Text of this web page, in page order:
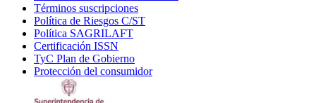
new
window
Términos suscripciones
in
Política de Riesgos C/ST
Política SAGRILAFT
new
window
Certificación ISSN
in
new
TyC Plan de Gobierno
in
Protección del consumidorOpens